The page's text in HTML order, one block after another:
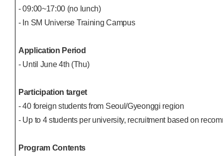
- 09:00~17:00 (no lunch)
- In SM Universe Training Campus
Application Period
- Until June 4th (Thu)
Participation target
- 40 foreign students from Seoul/Gyeonggi region
- Up to 4 students per university, recruitment based on
Program Contents